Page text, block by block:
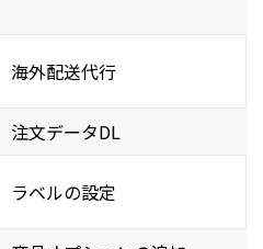
海外配送代行
注文データDL
ラベルの設定